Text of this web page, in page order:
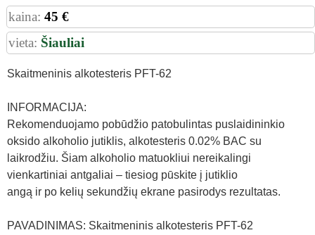
kaina: 45 €
vieta: Šiauliai
Skaitmeninis alkotesteris PFT-62
INFORMACIJA:
Rekomenduojamo pobūdžio patobulintas puslaidininkio
oksido alkoholio jutiklis, alkotesteris 0.02% BAC su
laikrodžiu. Šiam alkoholio matuokliui nereikalingi
vienkartiniai antgaliai – tiesiog pūskite į jutiklio
angą ir po kelių sekundžių ekrane pasirodys rezultatas.
PAVADINIMAS: Skaitmeninis alkotesteris PFT-62